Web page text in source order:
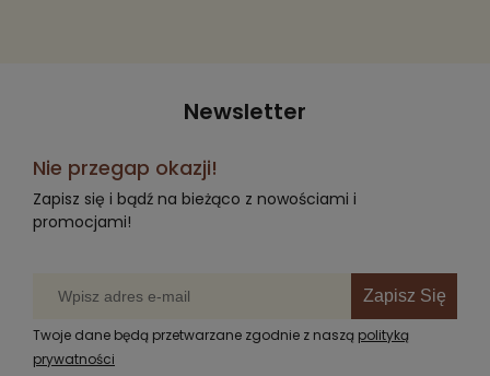
Newsletter
Nie przegap okazji!
Zapisz się i bądź na bieżąco z nowościami i
promocjami!
Zapisz Się
Twoje dane będą przetwarzane zgodnie z naszą polityką
prywatności